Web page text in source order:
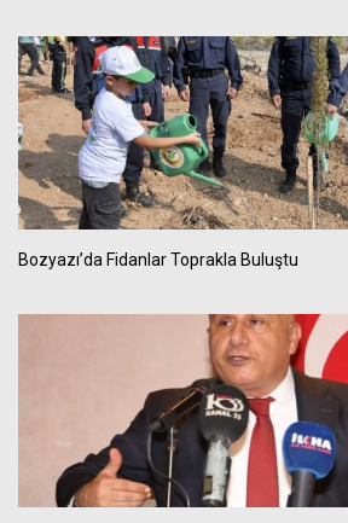
Bozyazı’da Fidanlar Toprakla Buluştu